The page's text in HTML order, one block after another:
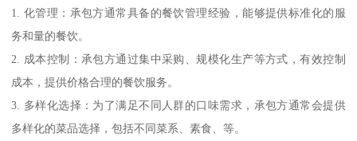
1. 化管理：承包方通常具备的餐饮管理经验，能够提供标准化的服
务和量的餐饮。
2. 成本控制：承包方通过集中采购、规模化生产等方式，有效控制
成本，提供价格合理的餐饮服务。
3. 多样化选择：为了满足不同人群的口味需求，承包方通常会提供
多样化的菜品选择，包括不同菜系、素食、等。